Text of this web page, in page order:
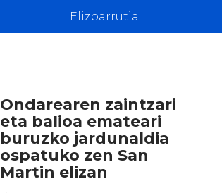
Elizbarrutia
Ondarearen zaintzari
eta balioa emateari
buruzko jardunaldia
ospatuko zen San
Martin elizan